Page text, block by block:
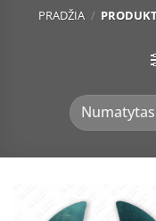
PRADŽIA /